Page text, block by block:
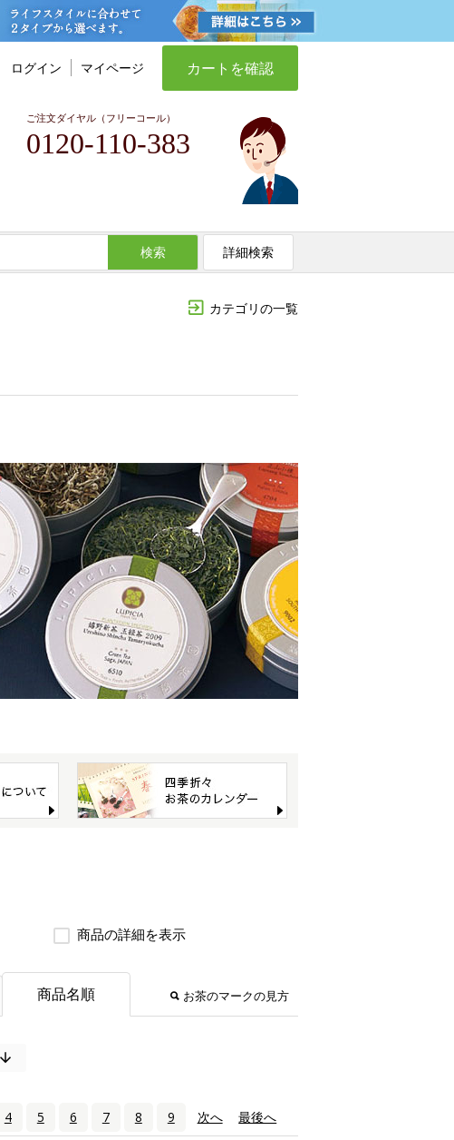
ログイン マイページ カートを確認
ご注文ダイヤル（フリーコール）
0120-110-383
検索 詳細検索
カテゴリの一覧
商品の詳細を表示
商品名順 お茶のマークの見方
4 5 6 7 8 9 次へ 最後へ